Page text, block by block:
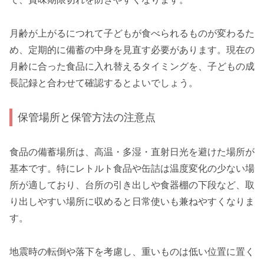
月齢が上がるにつれて子どもが食べられるものが変わるた
め、定期的に備蓄の中身を見直す必要があります。現在の
月齢に合った食品に入れ替えるタイミングを、子どもの成
長記録と合わせて確認するとよいでしょう。
保管場所と保管方法の注意点
食品の備蓄場所は、高温・多湿・直射日光を避けた場所が
基本です。特にレトルト食品や缶詰は温度変化の少ない場
所が適しており、台所の引き出しや食器棚の下段など、取
り出しやすい場所に収めると日常使いも兼ねやすくなりま
す。
地震時の転倒や落下を考慮し、重いものは低い位置に置く